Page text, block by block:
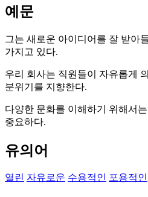
예문
그는 새로운 아이디어를 잘 받아
가지고 있다.
우리 회사는 직원들이 자유롭게
분위기를 지향한다.
다양한 문화를 이해하기 위해서
중요하다.
유의어
열린 자유로운 수용적인 포용적인